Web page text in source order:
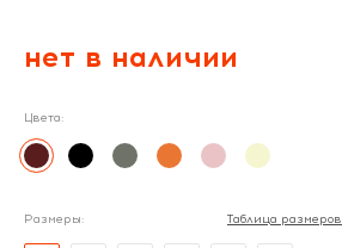
нет в наличии
Цвета:
Размеры: Таблица размеров